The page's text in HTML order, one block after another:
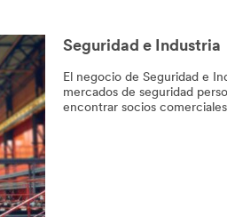
Seguridad e Industria
El negocio de Seguridad e
mercados de seguridad
encontrar socios